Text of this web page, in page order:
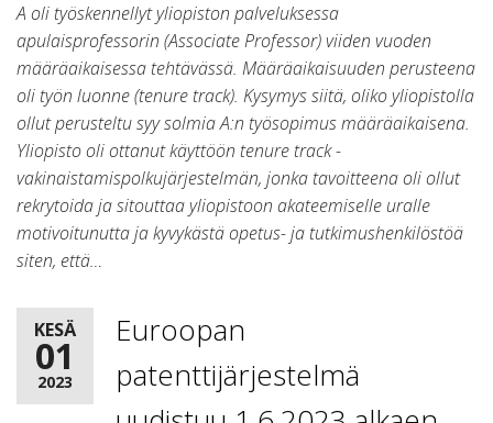
A oli työskennellyt yliopiston palveluksessa
apulaisprofessorin (Associate Professor) viiden vuoden
määräaikaisessa tehtävässä. Määräaikaisuuden perusteena
oli työn luonne (tenure track). Kysymys siitä, oliko yliopistolla
ollut perusteltu syy solmia A:n työsopimus määräaikaisena.
Yliopisto oli ottanut käyttöön tenure track -
vakinaistamispolkujärjestelmän, jonka tavoitteena oli ollut
rekrytoida ja sitouttaa yliopistoon akateemiselle uralle
motivoitunutta ja kyvykästä opetus- ja tutkimushenkilöstöä
siten, että…
KESÄ
01
2023
Euroopan
patenttijärjestelmä